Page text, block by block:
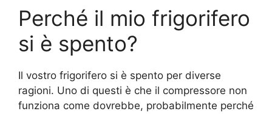
Perché il mio frigorifero
si è spento?
Il vostro frigorifero si è spento per diverse
ragioni. Uno di questi è che il compressore non
funziona come dovrebbe, probabilmente perché